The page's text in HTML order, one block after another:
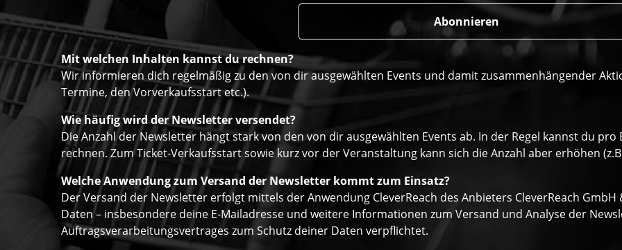
Mit welchen Inhalten kannst du rechnen?
Wir informieren dich regelmäßig zu den von dir ausgewählten Events und damit zusammenhängender
Termine, den Vorverkaufsstart etc.).
Wie häufig wird der Newsletter versendet?
Die Anzahl der Newsletter hängt stark von den von dir ausgewählten Events ab. In der Regel kannst du
rechnen. Zum Ticket-Verkaufsstart sowie kurz vor der Veranstaltung kann sich die Anzahl aber erhöhen
Welche Anwendung zum Versand der Newsletter kommt zum Einsatz?
Der Versand der Newsletter erfolgt mittels der Anwendung CleverReach des Anbieters CleverReach
Daten – insbesondere deine E-Mailadresse und weitere Informationen zum Versand und Analyse der
Auftragsverarbeitungsvertrages zum Schutz deiner Daten verpflichtet.